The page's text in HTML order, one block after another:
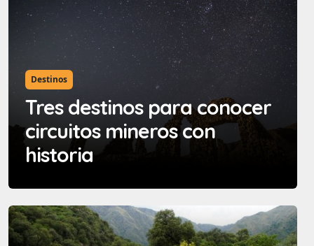
Destinos
Tres destinos para conocer
circuitos mineros con
historia